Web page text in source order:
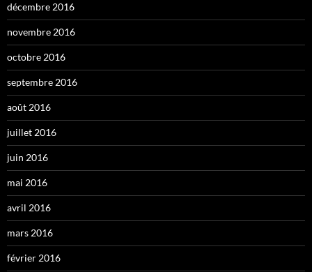
décembre 2016
novembre 2016
octobre 2016
septembre 2016
août 2016
juillet 2016
juin 2016
mai 2016
avril 2016
mars 2016
février 2016